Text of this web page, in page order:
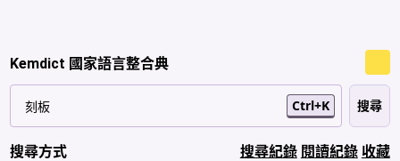
Kemdict 國家語言整合典
Ctrl+K
搜尋方式
搜尋紀錄 閱讀紀錄 收藏